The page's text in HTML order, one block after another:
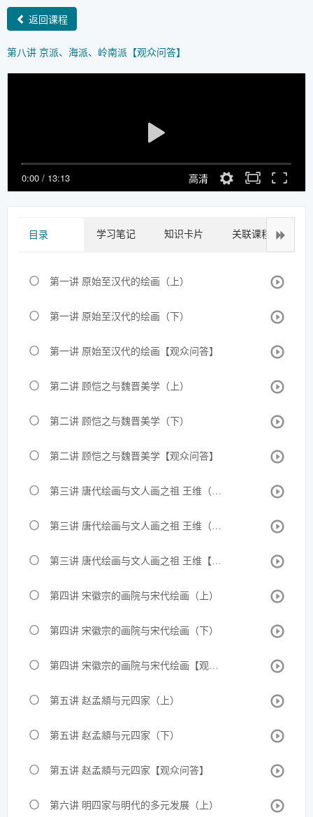
返回课程
第八讲 京派、海派、岭南派【观众问答】
0:00 / 13:13 高清
目录 学习笔记 知识卡片 关联课程
第一讲 原始至汉代的绘画（上）
第一讲 原始至汉代的绘画（下）
第一讲 原始至汉代的绘画【观众问答】
第二讲 顾恺之与魏晋美学（上）
第二讲 顾恺之与魏晋美学（下）
第二讲 顾恺之与魏晋美学【观众问答】
第三讲 唐代绘画与文人画之祖 王维（上）
第三讲 唐代绘画与文人画之祖 王维（下）
第三讲 唐代绘画与文人画之祖 王维【观众问答】
第四讲 宋徽宗的画院与宋代绘画（上）
第四讲 宋徽宗的画院与宋代绘画（下）
第四讲 宋徽宗的画院与宋代绘画【观众问答】
第五讲 赵孟頫与元四家（上）
第五讲 赵孟頫与元四家（下）
第五讲 赵孟頫与元四家【观众问答】
第六讲 明四家与明代的多元发展（上）